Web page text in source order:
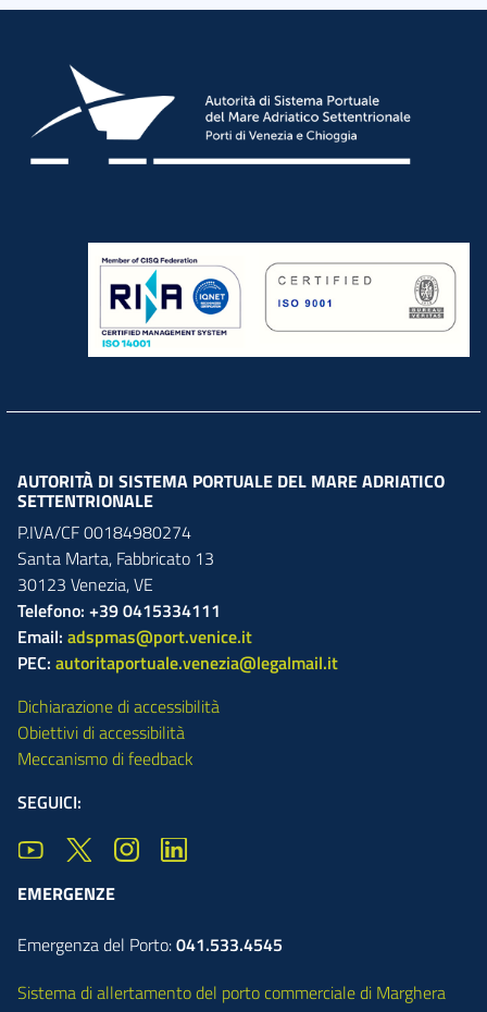
AUTORITÀ DI SISTEMA PORTUALE DEL MARE ADRIATICO
SETTENTRIONALE
P.IVA/CF 00184980274
Santa Marta, Fabbricato 13
30123 Venezia,VE
Telefono: +39 0415334111
Email: adspmas@port.venice.it
PEC: autoritaportuale.venezia@legalmail.it
Dichiarazione di accessibilità
Obiettivi di accessibilità
Meccanismo di feedback
SEGUICI:
EMERGENZE
Emergenza del Porto:041.533.4545
Sistema di allertamento del porto commerciale di Marghera